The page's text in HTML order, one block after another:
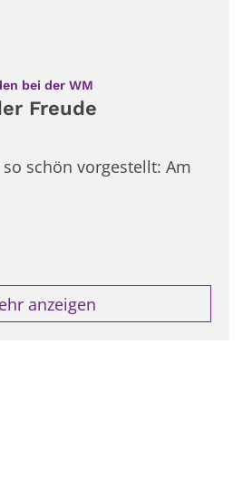
bei der WM
Freude
schön vorgestellt: Am
anzeigen